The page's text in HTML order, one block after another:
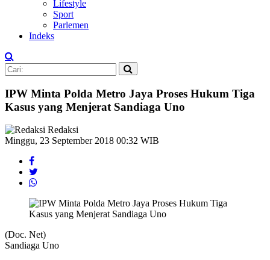
Lifestyle
Sport
Parlemen
Indeks
IPW Minta Polda Metro Jaya Proses Hukum Tiga
Kasus yang Menjerat Sandiaga Uno
Redaksi
Minggu, 23 September 2018 00:32 WIB
(Doc. Net)
Sandiaga Uno